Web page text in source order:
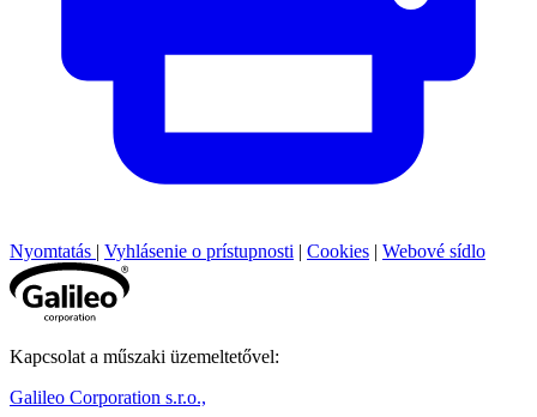
Nyomtatás | Vyhlásenie o prístupnosti | Cookies | Webové sídlo
Kapcsolat a műszaki üzemeltetővel:
Galileo Corporation s.r.o.,